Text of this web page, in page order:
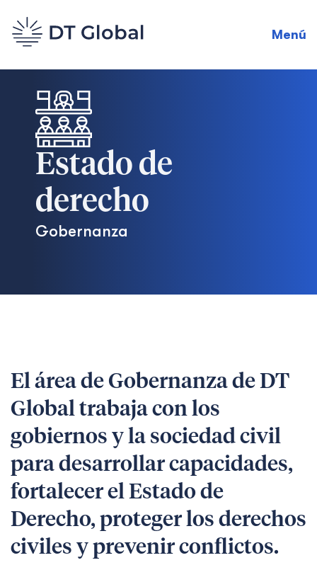
Menú
Estado de
derecho
Gobernanza
El área de Gobernanza de DT
Global trabaja con los
gobiernos y la sociedad civil
para desarrollar capacidades,
fortalecer el Estado de
Derecho, proteger los derechos
civiles y prevenir conflictos.